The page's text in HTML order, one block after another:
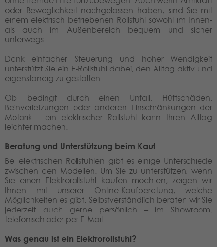
oder Beweglichkeit nachgelassen haben, sind Sie mit
einem elektrisch betriebenen Rollstuhl sowohl im Innen-
als auch im Außenbereich bequem und sicher
unterwegs.
Dank einfacher Steuerung und hoher Wendigkeit
unterstützt Sie ein E-Rollstuhl dabei, den Alltag aktiv und
eigenständig zu gestalten.
Ob bedingt durch einen Unfall, Hüftschäden,
Beinverletzungen oder anderen Einschränkungen der
Motorik - ein elektrischer Rollstuhl kann Ihren Alltag
leichter machen.
Beratung und Unterstützung beim Kauf
Bei elektrischen Rollstühlen gibt es einige Unterschiede
zwischen den Modellen. Um Sie zu unterstützen, wenn
Sie einen Elektrorollstuhl kaufen möchten, zeigen wir
Ihnen mit unserer Online-Kaufberatung, welche
Möglichkeiten es gibt. Selbstverständlich beraten wir Sie
jederzeit auch gerne persönlich – im Showroom,
telefonisch oder per E-Mail.
Was genau ist ein Elektrorollstuhl?